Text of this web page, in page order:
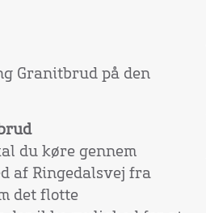
Granitbrud på den
du køre gennem
af Ringedalsvej fra
det flotte